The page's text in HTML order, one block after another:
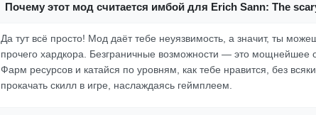
Почему этот мод считается имбой для Erich Sann: The
Да тут всё просто! Мод даёт тебе неуязвимость, а значит, ты
прочего хардкора. Безграничные возможности — это мощнейшее
Фарм ресурсов и катайся по уровням, как тебе нравится, без
прокачать скилл в игре, наслаждаясь геймплеем.